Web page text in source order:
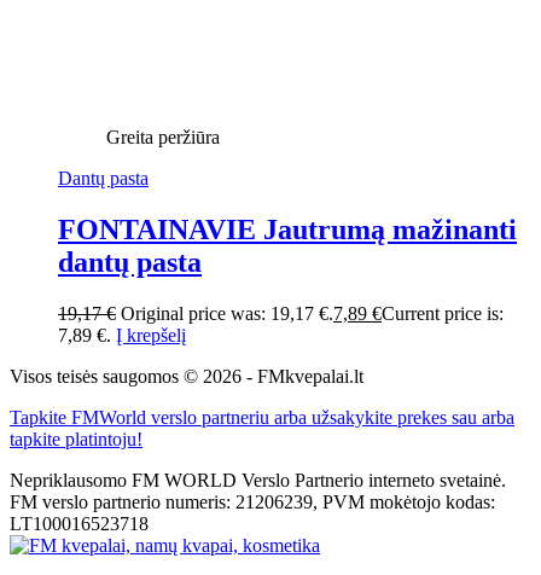
Greita peržiūra
Dantų pasta
FONTAINAVIE Jautrumą mažinanti
dantų pasta
19,17€ Original price was: 19,17 €.7,89 €Current price is:
7,89 €. Į krepšelį
Visos teisės saugomos © 2026 - FMkvepalai.lt
Tapkite FMWorld verslo partneriu arba užsakykite prekes sau arba
tapkite platintoju!
Nepriklausomo FM WORLD Verslo Partnerio interneto svetainė.
FM verslo partnerio numeris: 21206239, PVM mokėtojo kodas:
LT100016523718